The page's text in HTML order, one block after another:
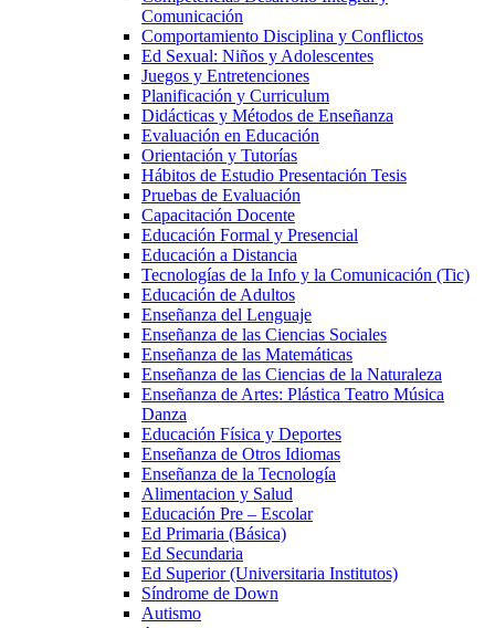
Comunicación
Comportamiento Disciplina y Conflictos
Ed Sexual: Niños y Adolescentes
Juegos y Entretenciones
Planificación y Curriculum
Didácticas y Métodos de Enseñanza
Evaluación en Educación
Orientación y Tutorías
Hábitos de Estudio Presentación Tesis
Pruebas de Evaluación
Capacitación Docente
Educación Formal y Presencial
Educación a Distancia
Tecnologías de la Info y la Comunicación (Tic)
Educación de Adultos
Enseñanza del Lenguaje
Enseñanza de las Ciencias Sociales
Enseñanza de las Matemáticas
Enseñanza de las Ciencias de la Naturaleza
Enseñanza de Artes: Plástica Teatro Música
Danza
Educación Física y Deportes
Enseñanza de Otros Idiomas
Enseñanza de la Tecnología
Alimentacion y Salud
Educación Pre – Escolar
Ed Primaria (Básica)
Ed Secundaria
Ed Superior (Universitaria Institutos)
Síndrome de Down
Autismo